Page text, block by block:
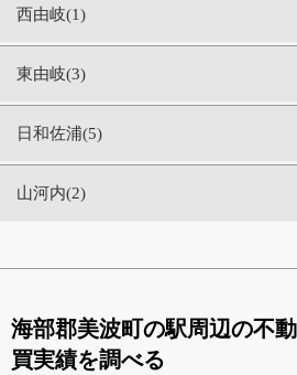
西由岐(1)
東由岐(3)
日和佐浦(5)
山河内(2)
海部郡美波町の駅周辺の不
買実績を調べる